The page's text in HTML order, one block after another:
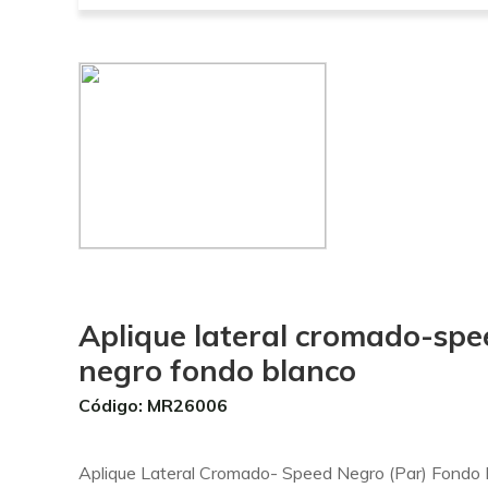
Aplique lateral cromado-
negro fondo blanco
Código: MR26006
Aplique Lateral Cromado- Speed Negro (Par) Fondo